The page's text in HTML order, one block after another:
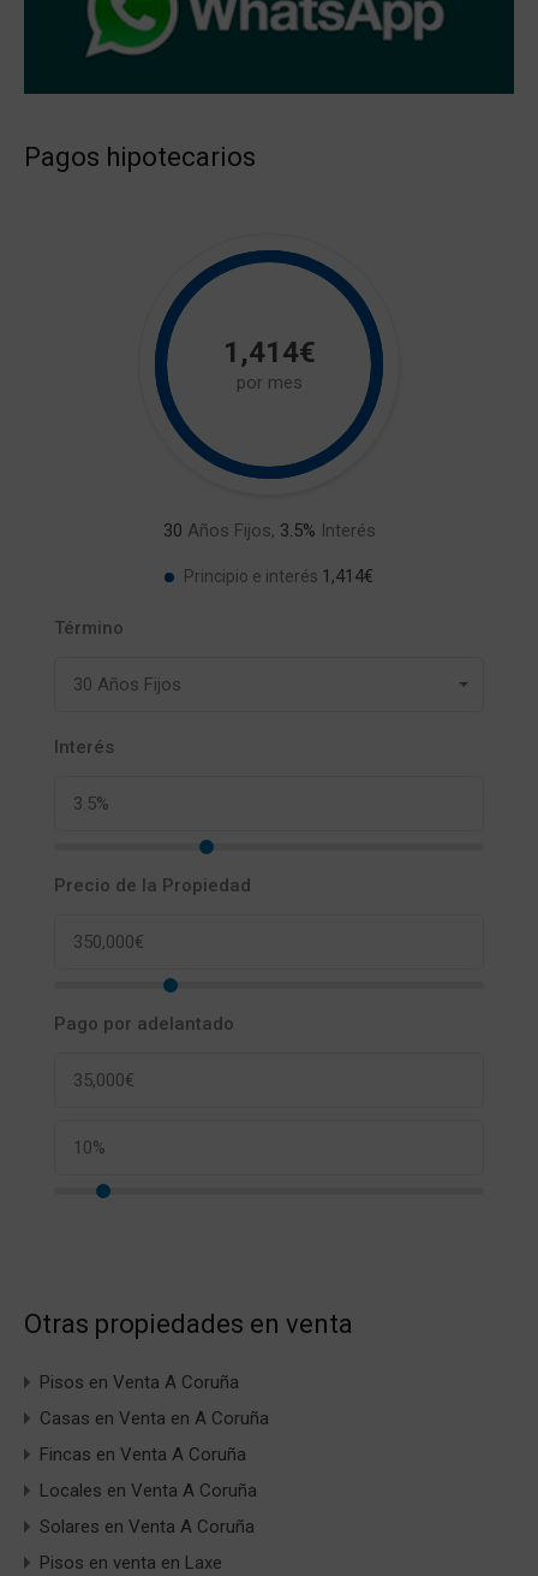
Pagos hipotecarios
1,414€
por mes
30 Años Fijos, 3.5% Interés
Principio e interés 1,414€
Término
30 Años Fijos
Interés
Precio de la Propiedad
Pago por adelantado
Otras propiedades en venta
Pisos en Venta A Coruña
Casas en Venta en A Coruña
Fincas en Venta A Coruña
Locales en Venta A Coruña
Solares en Venta A Coruña
Pisos en venta en Laxe